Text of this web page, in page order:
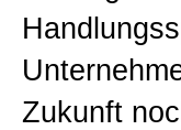
Allgemein
Sitemap
Zukunft